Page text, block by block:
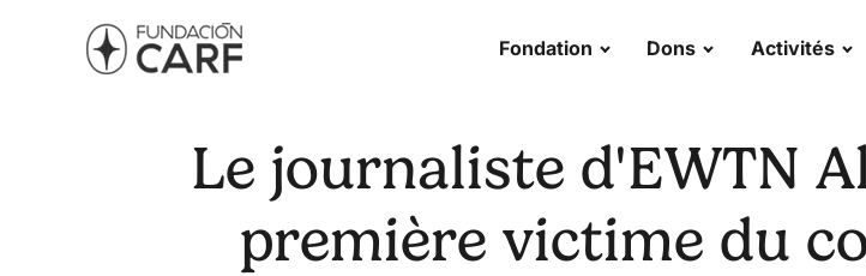
Fondation Dons Activités
Le journaliste d'EWTN
première victime du